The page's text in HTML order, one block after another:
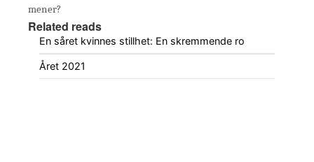
mener?
Related reads
En såret kvinnes stillhet: En skremmende ro
Året 2021